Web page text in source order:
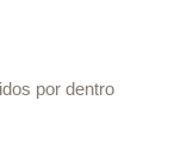
por dentro